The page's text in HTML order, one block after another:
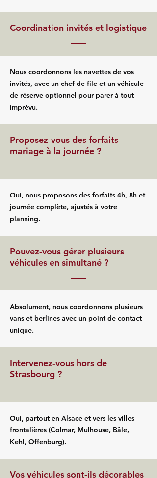
Coordination invités et logistique
Nous coordonnons les navettes de vos
invités, avec un chef de file et un véhicule
de réserve optionnel pour parer à tout
imprévu.
Proposez-vous des forfaits
mariage à la journée ?
Oui, nous proposons des forfaits 4h, 8h et
journée complète, ajustés à votre
planning.
Pouvez-vous gérer plusieurs
véhicules en simultané ?
Absolument, nous coordonnons plusieurs
vans et berlines avec un point de contact
unique.
Intervenez-vous hors de
Strasbourg ?
Oui, partout en Alsace et vers les villes
frontalières (Colmar, Mulhouse, Bâle,
Kehl, Offenburg).
Vos véhicules sont-ils décorables